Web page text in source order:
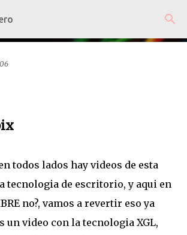
al contenido principal
todos lados hay videos de esta
tecnologia de escritorio, y aqui en
no?, vamos a revertir eso ya
un video con la tecnologia XGL,